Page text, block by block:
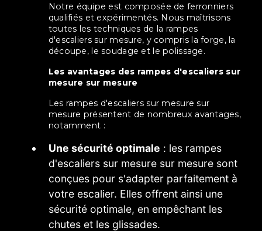
Notre équipe est composée de ferronniers
qualifiés et expérimentés. Nous maîtrisons
toutes les techniques de la rampes
d'escaliers sur mesure, y compris la forge, la
découpe, le soudage et le polissage.
Les avantages des rampes d'escaliers sur
mesure sur mesure
Les rampes d'escaliers sur mesure sur
mesure présentent de nombreux avantages,
notamment :
Une sécurité optimale : les rampes
d'escaliers sur mesure sur mesure sont
conçues pour s'adapter parfaitement à
votre escalier. Elles offrent ainsi une
sécurité optimale, en empêchant les
chutes et les glissades.